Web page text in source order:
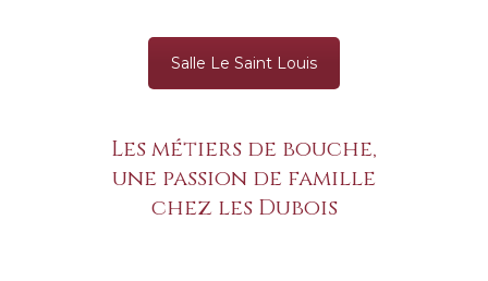
Salle Le Saint Louis
Les métiers de bouche,
une passion de famille
chez les Dubois